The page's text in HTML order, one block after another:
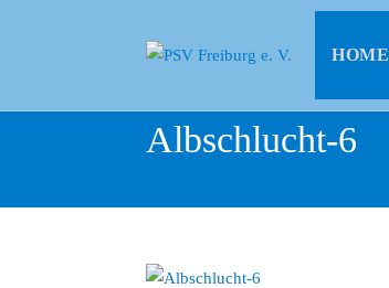
HOME
Albschlucht-6